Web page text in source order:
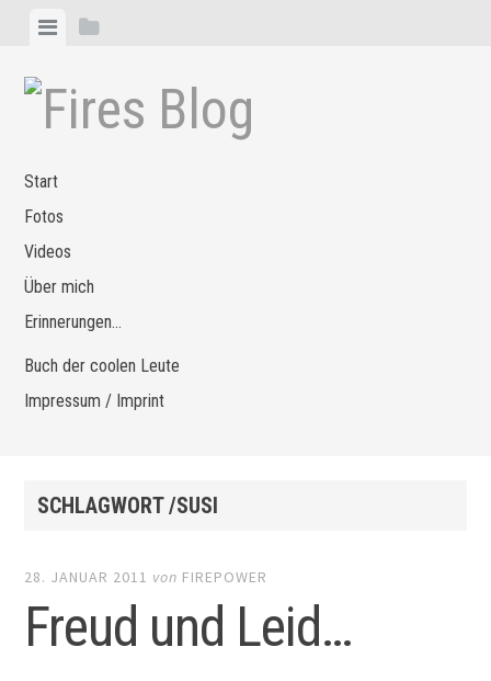
Zum
springen
MenüSeitenleiste
Start
Fotos
Videos
Über mich
Erinnerungen…
Buch der coolen Leute
Impressum / Imprint
SCHLAGWORT /SUSI
28. JANUAR 2011 von FIREPOWER
Freud und Leid…